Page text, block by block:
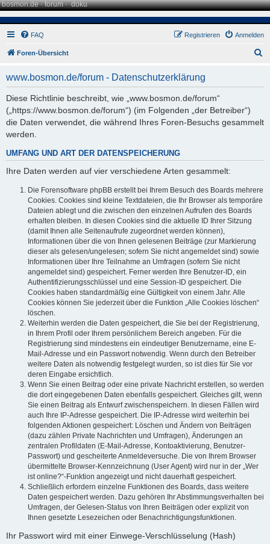
bosmon.de·forum·doku
FAQ Anmelden
Registrieren
Foren-Übersicht
www.bosmon.de/forum - Datenschutzerklärung
Diese Richtlinie beschreibt, wie „www.bosmon.de/forum“
(„https://www.bosmon.de/forum“) (im Folgenden „der Betreiber“)
die Daten verwendet, die während Ihres Foren-Besuchs gesammelt
werden.
UMFANG UND ART DER DATENSPEICHERUNG
Ihre Daten werden auf vier verschiedene Arten gesammelt:
Die Forensoftware phpBB erstellt bei Ihrem Besuch des Boards mehrere
Cookies. Cookies sind kleine Textdateien, die Ihr Browser als temporäre
Dateien ablegt und die zwischen den einzelnen Aufrufen des Boards
erhalten bleiben. In diesen Cookies sind die aktuelle ID Ihrer Sitzung
(damit Ihnen alle Seitenaufrufe zugeordnet werden können),
Informationen über die von Ihnen gelesenen Beiträge (zur Markierung
dieser als gelesen/ungelesen; sofern Sie nicht angemeldet sind) sowie
Informationen über Ihre Teilnahme an Umfragen (sofern Sie nicht
angemeldet sind) gespeichert. Ferner werden Ihre Benutzer-ID, ein
Authentifizierungsschlüssel und eine Session-ID gespeichert. Die
Cookies haben standardmäßig eine Gültigkeit von einem Jahr. Alle
Cookies können Sie jederzeit über die Funktion „Alle Cookies löschen“
löschen.
Weiterhin werden die Daten gespeichert, die Sie bei der Registrierung,
in Ihrem Profil oder Ihrem persönlichem Bereich angeben. Für die
Registrierung sind mindestens ein eindeutiger Benutzername, eine E-
Mail-Adresse und ein Passwort notwendig. Wenn durch den Betreiber
weitere Daten als notwendig festgelegt wurden, so ist dies für Sie vor
deren Eingabe ersichtlich.
Wenn Sie einen Beitrag oder eine private Nachricht erstellen, so werden
die dort eingegebenen Daten ebenfalls gespeichert. Gleiches gilt, wenn
Sie einen Beitrag als Entwurf zwischenspeichern. In diesen Fällen wird
auch Ihre IP-Adresse gespeichert. Die IP-Adresse wird weiterhin bei
folgenden Aktionen gespeichert: Löschen und Ändern von Beiträgen
(dazu zählen Private Nachrichten und Umfragen), Änderungen an
zentralen Profildaten (E-Mail-Adresse, Kontoaktivierung, Benutzer-
Passwort) und gescheiterte Anmeldeversuche. Die von Ihrem Browser
übermittelte Browser-Kennzeichnung (User Agent) wird nur in der „Wer
ist online?“-Funktion angezeigt und nicht dauerhaft gespeichert.
Schließlich erfordern einzelne Funktionen des Boards, dass weitere
Daten gespeichert werden. Dazu gehören Ihr Abstimmungsverhalten bei
Umfragen, der Gelesen-Status von Ihren Beiträgen oder explizit von
Ihnen gesetzte Lesezeichen oder Benachrichtigungsfunktionen.
Ihr Passwort wird mit einer Einwege-Verschlüsselung (Hash)